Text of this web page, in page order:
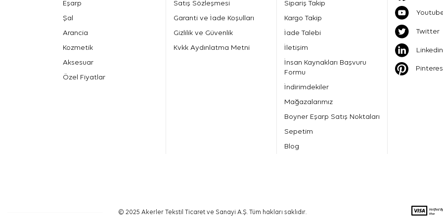
Eşarp
Şal
Arancia
Kozmetik
Aksesuar
Özel Fiyatlar
Satış Sözleşmesi
Garanti ve İade Koşulları
Gizlilik ve Güvenlik
Kvkk Aydınlatma Metni
Sipariş Takip
Kargo Takip
İade Talebi
İletişim
İnsan Kaynakları Başvuru
Formu
İndirimdekiler
Mağazalarımız
Boyner Eşarp Satış Noktaları
Sepetim
Blog
Twitter
Linkedin
© 2025 Akerler Tekstil Ticaret ve Sanayi A.Ş. Tüm hakları saklıdır.